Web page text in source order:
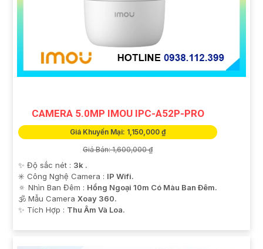
CAMERA 5.0MP IMOU IPC-A52P-PRO
Giá Khuyến Mại: 1,150,000 ₫
Giá Bán: 1,600,000 ₫
✨ Độ sắc nét : 3k .
✳️ Công Nghệ Camera : IP Wifi.
🔅 Nhìn Ban Đêm : Hồng Ngoại 10m Có Màu Ban Ðêm.
🕉️ Mẫu Camera Xoay 360.
️✨ Tích Hợp : Thu Âm Và Loa.